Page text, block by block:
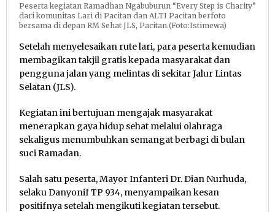
Peserta kegiatan Ramadhan Ngabuburun “Every Step is Charity”
dari komunitas Lari di Pacitan dan ALTI Pacitan berfoto
bersama di depan RM Sehat JLS, Pacitan.(Foto:Istimewa)
Setelah menyelesaikan rute lari, para peserta kemudian
membagikan takjil gratis kepada masyarakat dan
pengguna jalan yang melintas di sekitar Jalur Lintas
Selatan (JLS).
Kegiatan ini bertujuan mengajak masyarakat
menerapkan gaya hidup sehat melalui olahraga
sekaligus menumbuhkan semangat berbagi di bulan
suci Ramadan.
Salah satu peserta, Mayor Infanteri Dr. Dian Nurhuda,
selaku Danyonif TP 934, menyampaikan kesan
positifnya setelah mengikuti kegiatan tersebut.